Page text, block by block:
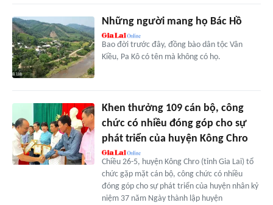
Những người mang họ Bác Hồ
Bao đời trước đây, đồng bào dân tộc Vân
Kiều, Pa Kô có tên mà không có họ.
Khen thưởng 109 cán bộ, công
chức có nhiều đóng góp cho sự
phát triển của huyện Kông Chro
Chiều 26-5, huyện Kông Chro (tỉnh Gia Lai) tổ
chức gặp mặt cán bộ, công chức có nhiều
đóng góp cho sự phát triển của huyện nhân kỷ
niệm 37 năm Ngày thành lập huyện